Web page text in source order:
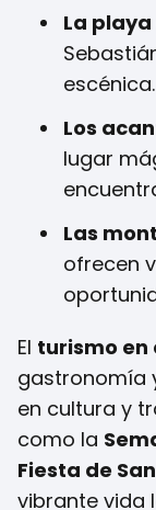
La playa
escénica.
Los
lugar
Las
ofrecen
El turismo en
gastronomía
en cultura y
como la
Fiesta de
vibrante vida